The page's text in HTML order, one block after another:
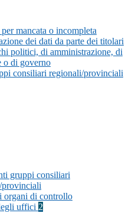
mancata o incompleta
dei dati da parte dei titolari
politici, di amministrazione, di
o di governo
consiliari regionali/provinciali
gruppi consiliari
organi di controllo
uffici 2